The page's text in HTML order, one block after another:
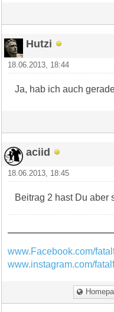
Hutzi
18.06.2013, 18:44
Ja, hab ich auch
aciid
18.06.2013, 18:45
Beitrag 2 hast Du aber
www.Facebook.com/
www.instagram.com/